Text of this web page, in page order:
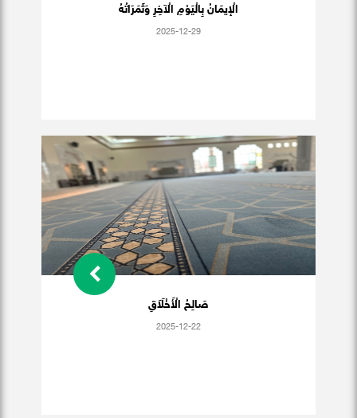
الْإيمَانُ بِالْيَوْمِ الْآخِرِ وَثَمَرَاتُهُ
2025-12-29
صَالِحُ الْأَخْلَاَقِ
2025-12-22